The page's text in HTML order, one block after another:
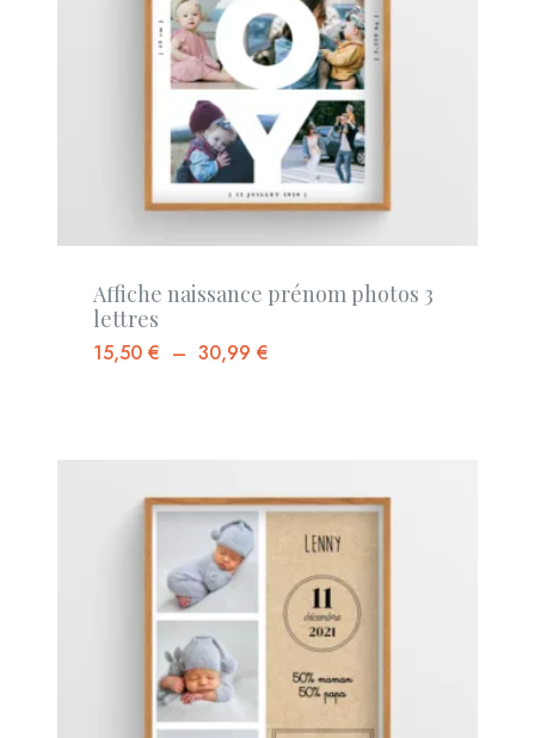
Affiche naissance prénom photos 3
lettres
15,50€ – 30,99€